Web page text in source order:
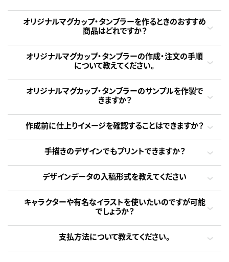
オリジナルマグカップ・タンブラーを作るときのおすすめ
商品はどれですか？
オリジナルマグカップ・タンブラーの作成・注文の手順
について教えてください。
オリジナルマグカップ・タンブラーのサンプルを作製で
きますか？
作成前に仕上りイメージを確認することはできますか？
手描きのデザインでもプリントできますか？
デザインデータの入稿形式を教えてください
キャラクターや有名なイラストを使いたいのですが可能
でしょうか？
支払方法について教えてください。